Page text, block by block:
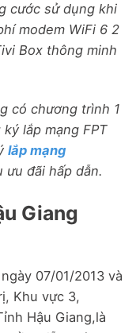
cước sử dụng khi
modem WiFi 6 2
Box thông minh
có chương trình 1
lắp mạng FPT
lắp mạng
đãi hấp dẫn.
Giang
07/01/2013 và
Khu vực 3,
Hậu Giang,là